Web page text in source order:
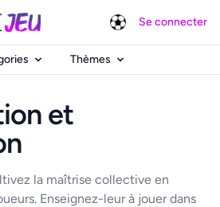
Se connecter
Thèmes
et
la maîtrise collective en
Enseignez-leur à jouer dans